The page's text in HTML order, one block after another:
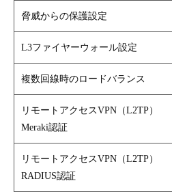
脅威からの保護設定
L3ファイヤーウォール設定
複数回線時のロードバランス
リモートアクセスVPN（L2TP）
Meraki認証
リモートアクセスVPN（L2TP）
RADIUS認証